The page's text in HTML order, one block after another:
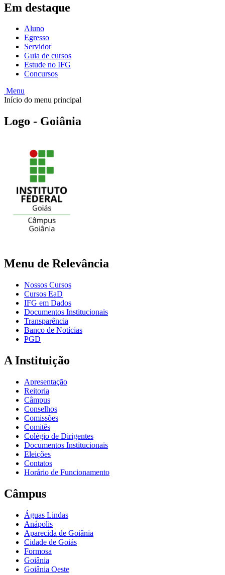
Em destaque
Aluno
Egresso
Servidor
Guia de cursos
Estude no IFG
Concursos
Menu
Início do menu principal
Logo - Goiânia
Menu de Relevância
Nossos Cursos
Cursos EaD
IFG em Dados
Documentos Institucionais
Transparência
Banco de Notícias
PGD
A Instituição
Apresentação
Reitoria
Câmpus
Conselhos
Comissões
Comitês
Colégio de Dirigentes
Documentos Institucionais
Eleições
Contatos
Horário de Funcionamento
Câmpus
Águas Lindas
Anápolis
Aparecida de Goiânia
Cidade de Goiás
Formosa
Goiânia
Goiânia Oeste